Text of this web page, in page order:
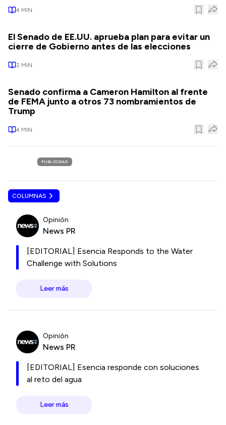
4 MIN
El Senado de EE.UU. aprueba plan para evitar un
cierre de Gobierno antes de las elecciones
2 MIN
Senado confirma a Cameron Hamilton al frente
de FEMA junto a otros 73 nombramientos de
Trump
4 MIN
PUBLICIDAD
COLUMNAS
Opinión
News PR
[EDITORIAL] Esencia Responds to the Water
Challenge with Solutions
Leer más
Opinión
News PR
[EDITORIAL] Esencia responde con soluciones
al reto del agua
Leer más